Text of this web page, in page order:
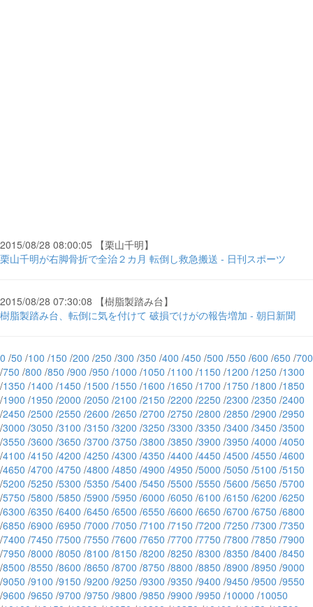
2015/08/28 08:00:05 【栗山千明】
栗山千明が右脚骨折で全治２カ月 転倒し救急搬送 - 日刊スポーツ
2015/08/28 07:30:08 【樹脂製踏み台】
樹脂製踏み台、転倒に気を付けて 破損でけがの報告増加 - 朝日新聞
0 /50 /100 /150 /200 /250 /300 /350 /400 /450 /500 /550 /600 /650 /700
/750 /800 /850 /900 /950 /1000 /1050 /1100 /1150 /1200 /1250 /1300
/1350 /1400 /1450 /1500 /1550 /1600 /1650 /1700 /1750 /1800 /1850
/1900 /1950 /2000 /2050 /2100 /2150 /2200 /2250 /2300 /2350 /2400
/2450 /2500 /2550 /2600 /2650 /2700 /2750 /2800 /2850 /2900 /2950
/3000 /3050 /3100 /3150 /3200 /3250 /3300 /3350 /3400 /3450 /3500
/3550 /3600 /3650 /3700 /3750 /3800 /3850 /3900 /3950 /4000 /4050
/4100 /4150 /4200 /4250 /4300 /4350 /4400 /4450 /4500 /4550 /4600
/4650 /4700 /4750 /4800 /4850 /4900 /4950 /5000 /5050 /5100 /5150
/5200 /5250 /5300 /5350 /5400 /5450 /5500 /5550 /5600 /5650 /5700
/5750 /5800 /5850 /5900 /5950 /6000 /6050 /6100 /6150 /6200 /6250
/6300 /6350 /6400 /6450 /6500 /6550 /6600 /6650 /6700 /6750 /6800
/6850 /6900 /6950 /7000 /7050 /7100 /7150 /7200 /7250 /7300 /7350
/7400 /7450 /7500 /7550 /7600 /7650 /7700 /7750 /7800 /7850 /7900
/7950 /8000 /8050 /8100 /8150 /8200 /8250 /8300 /8350 /8400 /8450
/8500 /8550 /8600 /8650 /8700 /8750 /8800 /8850 /8900 /8950 /9000
/9050 /9100 /9150 /9200 /9250 /9300 /9350 /9400 /9450 /9500 /9550
/9600 /9650 /9700 /9750 /9800 /9850 /9900 /9950 /10000 /10050